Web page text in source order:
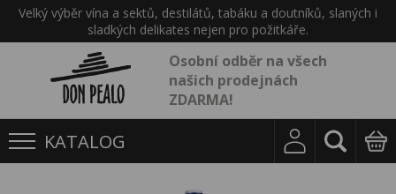
Velký výběr vína a sektů, destilátů, tabáku a doutníků, slaných i
sladkých delikates nejen pro požitkáře.
Osobní odběr na všech
našich prodejnách
ZDARMA!
KATALOG